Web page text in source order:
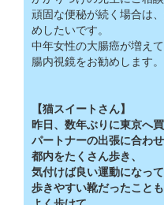
頑固な便秘が続く場合は
めしたいです。
中年女性の大腸癌が増え
腸内視鏡をお勧めします。
【猫スイートさん】
昨日、数年ぶりに東京へ
パートナーの出張に合わ
都内をたくさん歩き、
気付けば良い運動になって
歩きやすい靴だったこと